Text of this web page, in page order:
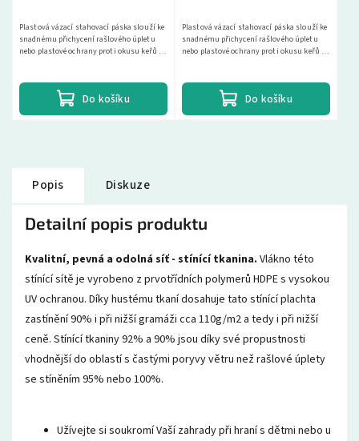
Do košíku
Plastová vázací stahovací páska slouží ke
snadnému přichycení rašlového úpletu
nebo plastové ochrany proti okusu keřů a
Do košíku
Plastová vázací stahovací páska slouží ke
snadnému přichycení rašlového úpletu
nebo plastové ochrany proti okusu keřů a
Popis Diskuze
Detailní popis produktu
Kvalitní, pevná a odolná síť - stínící tkanina. Vlákno této
stínící sítě je vyrobeno z prvotřídních polymerů HDPE s vysokou
UV ochranou. Díky hustému tkaní dosahuje tato stínící plachta
zastínění 90% i při nižší gramáži cca 110g/m2 a tedy i při nižší
ceně. Stínící tkaniny 92% a 90% jsou díky své propustnosti
vhodnější do oblastí s častými poryvy větru než rašlové úplety
se stíněním 95% nebo 100%.
Užívejte si soukromí Vaší zahrady při hraní s dětmi nebo u